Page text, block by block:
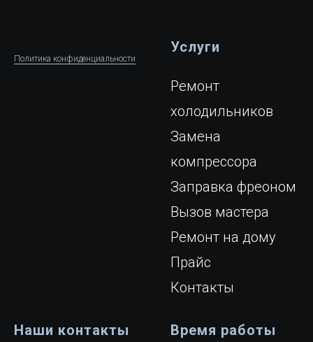
Политика конфиденциальности
Услуги
Ремонт
холодильников
Замена
компрессора
Заправка фреоном
Вызов мастера
Ремонт на дому
Прайс
Контакты
Наши контакты Время работы